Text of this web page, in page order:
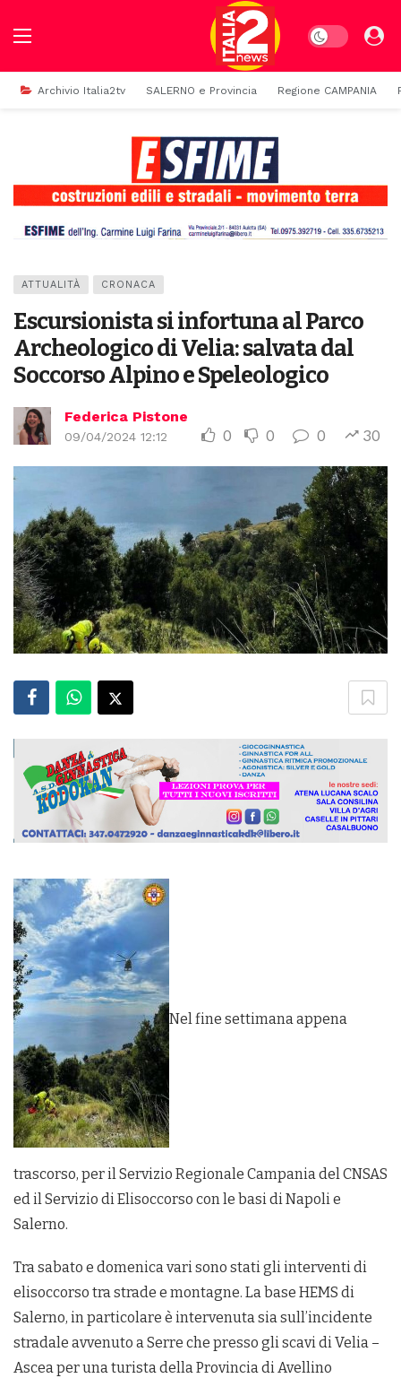
Dark mode
Archivio Italia2tv SALERNO e Provincia Regione CAMPANIA
ATTUALITÀ CRONACA
Escursionista si infortuna al Parco
Archeologico di Velia: salvata dal
Soccorso Alpino e Speleologico
Federica Pistone
09/04/2024 12:12 0 0 0 30
Nel fine settimana appena
trascorso, per il Servizio Regionale Campania del CNSAS
ed il Servizio di Elisoccorso con le basi di Napoli e
Salerno.
Tra sabato e domenica vari sono stati gli interventi di
elisoccorso tra strade e montagne. La base HEMS di
Salerno, in particolare è intervenuta sia sull’incidente
stradale avvenuto a Serre che presso gli scavi di Velia –
Ascea per una turista della Provincia di Avellino